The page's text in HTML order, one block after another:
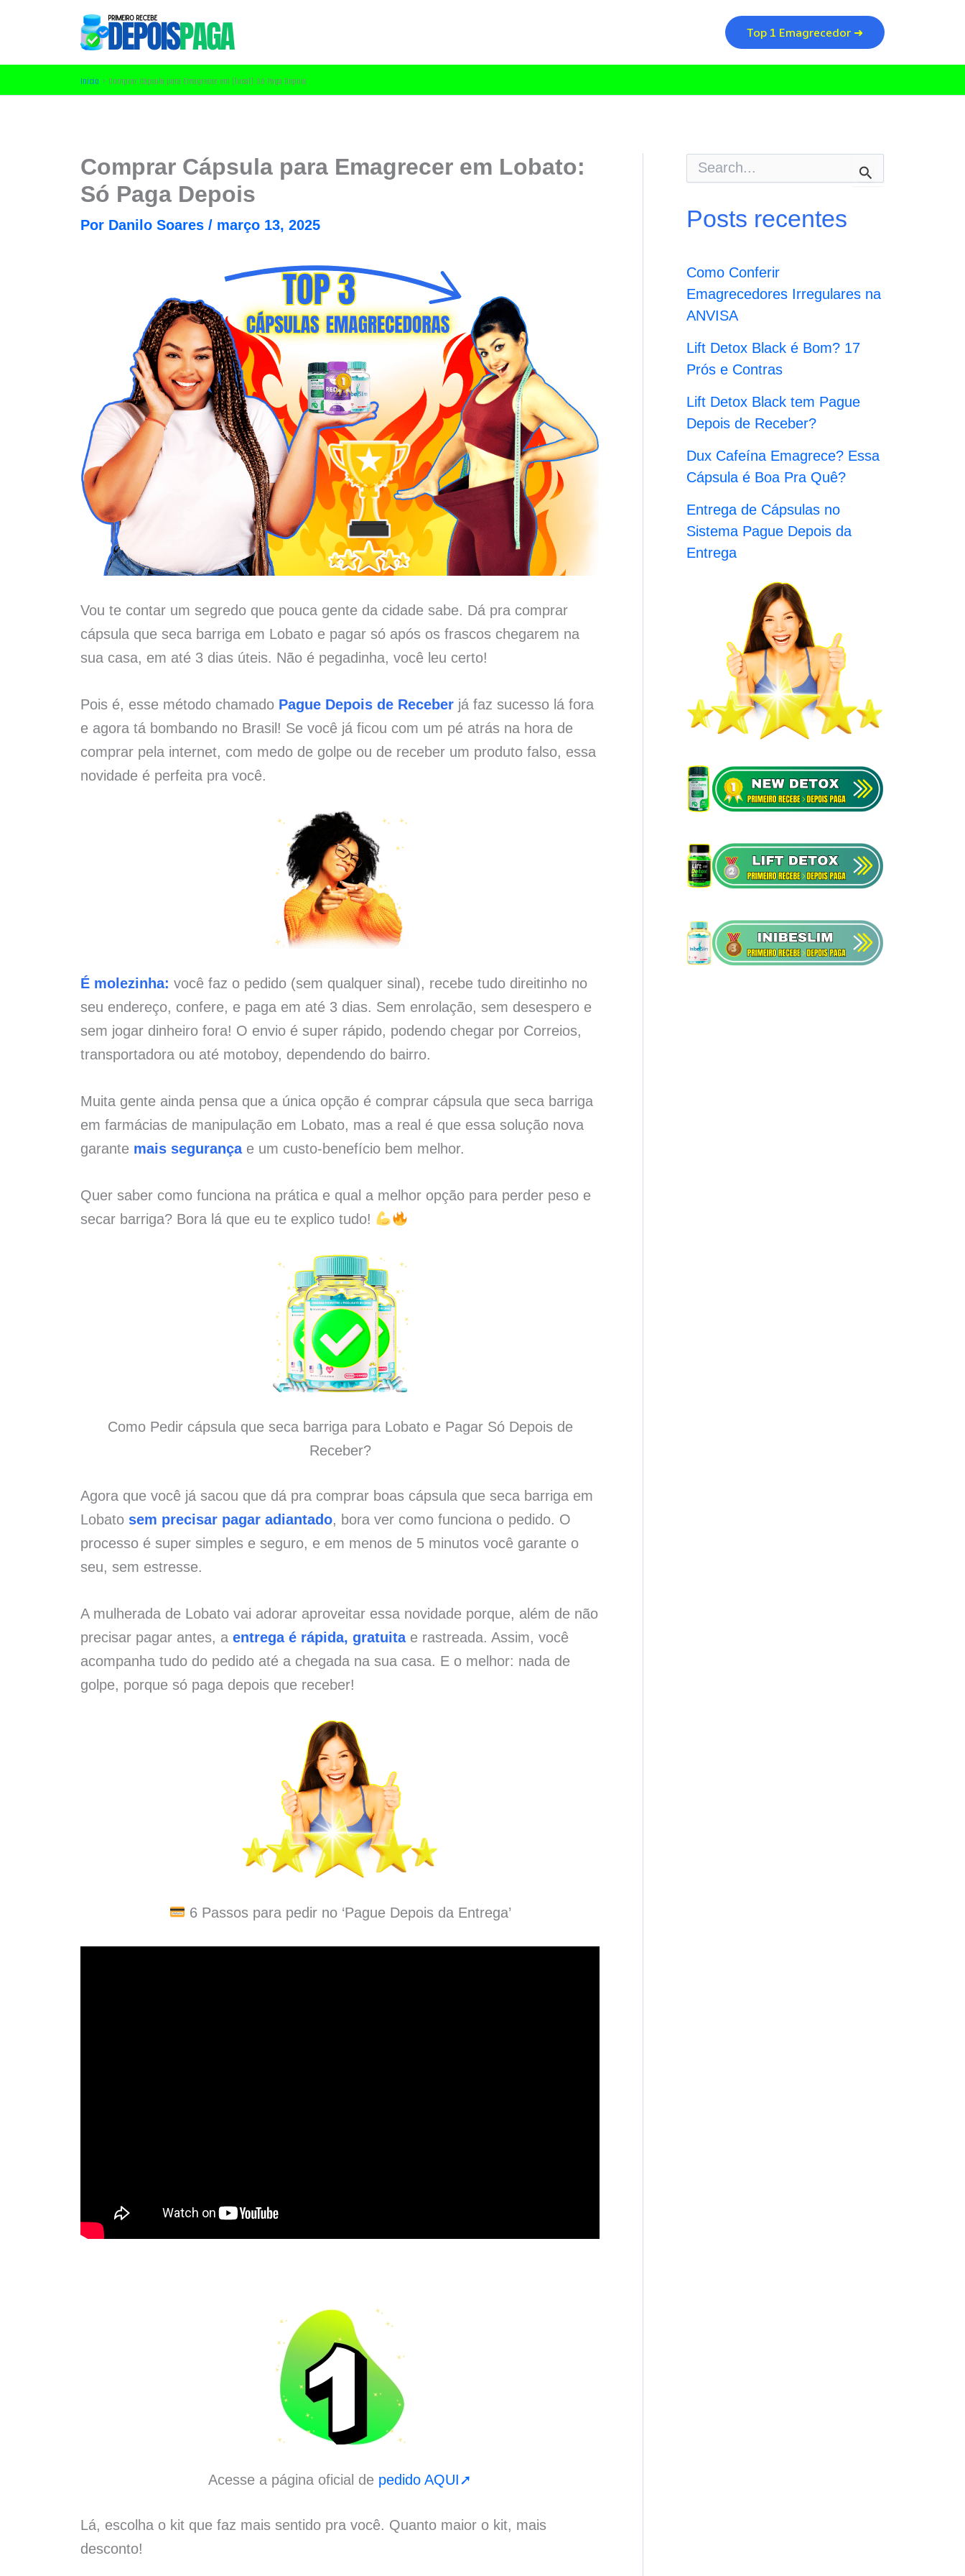
Top 1 Emagrecedor ➜
Início Comprar Cápsula para Emagrecer em [local]: Só Paga Depois
Comprar Cápsula para Emagrecer em Lobato:
Só Paga Depois
Por Danilo Soares / março 13, 2025
Vou te contar um segredo que pouca gente da cidade sabe. Dá pra comprar
cápsula que seca barriga em Lobato e pagar só após os frascos chegarem na
sua casa, em até 3 dias úteis. Não é pegadinha, você leu certo!
Pois é, esse método chamado Pague Depois de Receber já faz sucesso lá fora
e agora tá bombando no Brasil! Se você já ficou com um pé atrás na hora de
comprar pela internet, com medo de golpe ou de receber um produto falso, essa
novidade é perfeita pra você.
É molezinha: você faz o pedido (sem qualquer sinal), recebe tudo direitinho no
seu endereço, confere, e paga em até 3 dias. Sem enrolação, sem desespero e
sem jogar dinheiro fora! O envio é super rápido, podendo chegar por Correios,
transportadora ou até motoboy, dependendo do bairro.
Muita gente ainda pensa que a única opção é comprar cápsula que seca barriga
em farmácias de manipulação em Lobato, mas a real é que essa solução nova
garante mais segurançae um custo-benefício bem melhor.
Quer saber como funciona na prática e qual a melhor opção para perder peso e
secar barriga? Bora lá que eu te explico tudo!
Como Pedir cápsula que seca barriga para Lobato e Pagar Só Depois de
Receber?
Agora que você já sacou que dá pra comprar boas cápsula que seca barriga em
Lobato sem precisar pagar adiantado, bora ver como funciona o pedido. O
processo é super simples e seguro, e em menos de 5 minutos você garante o
seu, sem estresse.
A mulherada de Lobato vai adorar aproveitar essa novidade porque, além de não
precisar pagar antes, a entrega é rápida, gratuitae rastreada. Assim, você
acompanha tudo do pedido até a chegada na sua casa. E o melhor: nada de
golpe, porque só paga depois que receber!
6 Passos para pedir no ‘Pague Depois da Entrega’
Acesse a página oficial de pedido AQUI➚
Lá, escolha o kit que faz mais sentido pra você. Quanto maior o kit, mais
desconto!
u
r
p
r
Posts recentes
Como Conferir
Emagrecedores Irregulares na
ANVISA
Lift Detox Black é Bom? 17
Prós e Contras
Lift Detox Black tem Pague
Depois de Receber?
Dux Cafeína Emagrece? Essa
Cápsula é Boa Pra Quê?
Entrega de Cápsulas no
Sistema Pague Depois da
Entrega